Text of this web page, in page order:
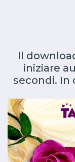
Il
iniziare
secondi. In